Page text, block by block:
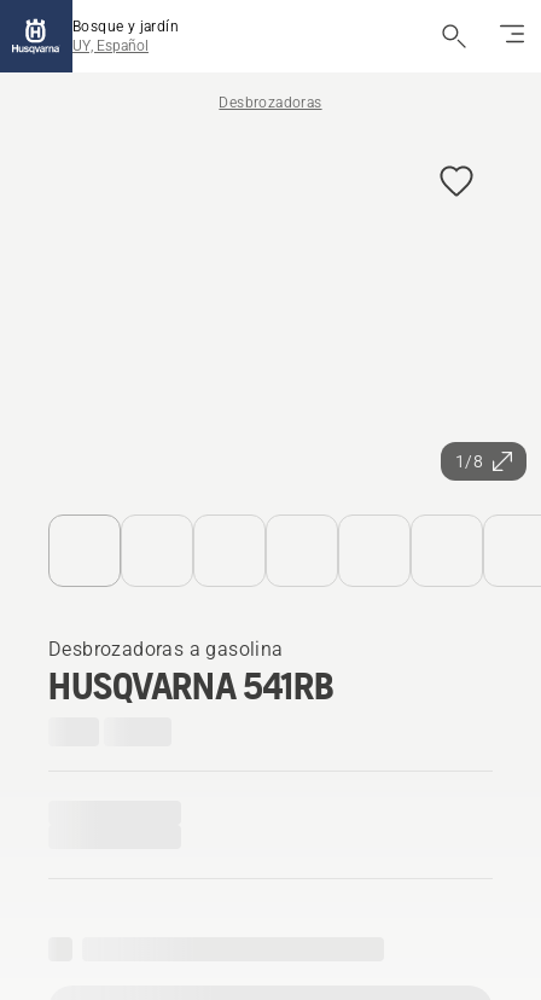
Bosque y jardín
UY, Español
Desbrozadoras
1/8
Desbrozadoras a gasolina
HUSQVARNA 541RB